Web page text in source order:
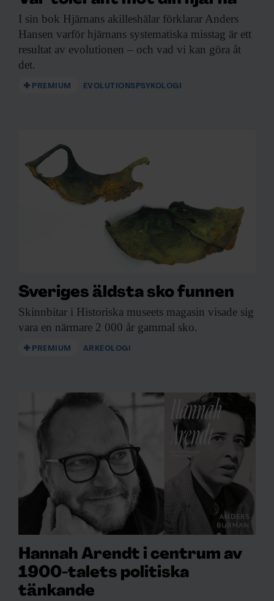
I sin bok Hjärnans akilleshälar förklarar Anders
Hansen varför hjärnans systematiska misstag är ett
resultat av evolutionen – och vad vi kan göra åt
det.
PREMIUM EVOLUTIONSPSYKOLOGI
Sveriges äldsta sko funnen
Skinnbitar i Historiska museets magasin visade sig
vara en närmare 2 000 år gammal sko.
PREMIUM ARKEOLOGI
Hannah Arendt i centrum av
1900-talets politiska
tänkande